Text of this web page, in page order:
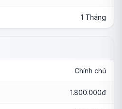
1 Tháng
Chính chủ
1.800.000đ